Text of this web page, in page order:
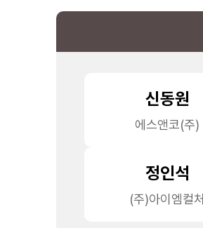
신동원
에스앤코(주)
정인석
(주)아이엠컬처